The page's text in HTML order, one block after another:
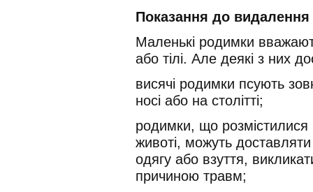
Показання до видалення
Маленькі родимки
або тілі. Але деякі з них
висячі родимки псують
носі або на столітті;
родимки, що
животі, можуть
одягу або взуття,
причиною травм;